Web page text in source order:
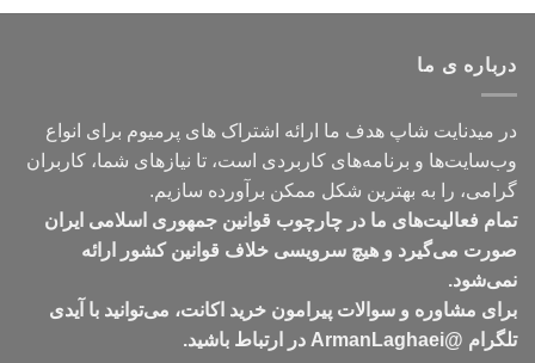
تومان399,000
درباره ی ما
در میدنایت شاپ هدف ما ارائه اشتراک های پرمیوم برای انواع
وب‌سایت‌ها و برنامه‌های کاربردی است، تا نیازهای شما، کاربران
گرامی، را به بهترین شکل ممکن برآورده سازیم.
تمام فعالیت‌های ما در چارچوب قوانین جمهوری اسلامی ایران
صورت می‌گیرد و هیچ سرویسی خلاف قوانین کشور ارائه
نمی‌شود.
برای مشاوره و سوالات پیرامون خرید اکانت، می‌توانید با آیدی
تلگرام @ArmanLaghaei در ارتباط باشید.